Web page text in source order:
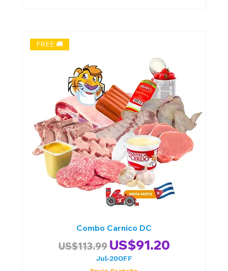
FREE 🚚
Combo Carnico DC
Precio
US$113.99 Precio de oferta
US$91.20
Jul-20OFF